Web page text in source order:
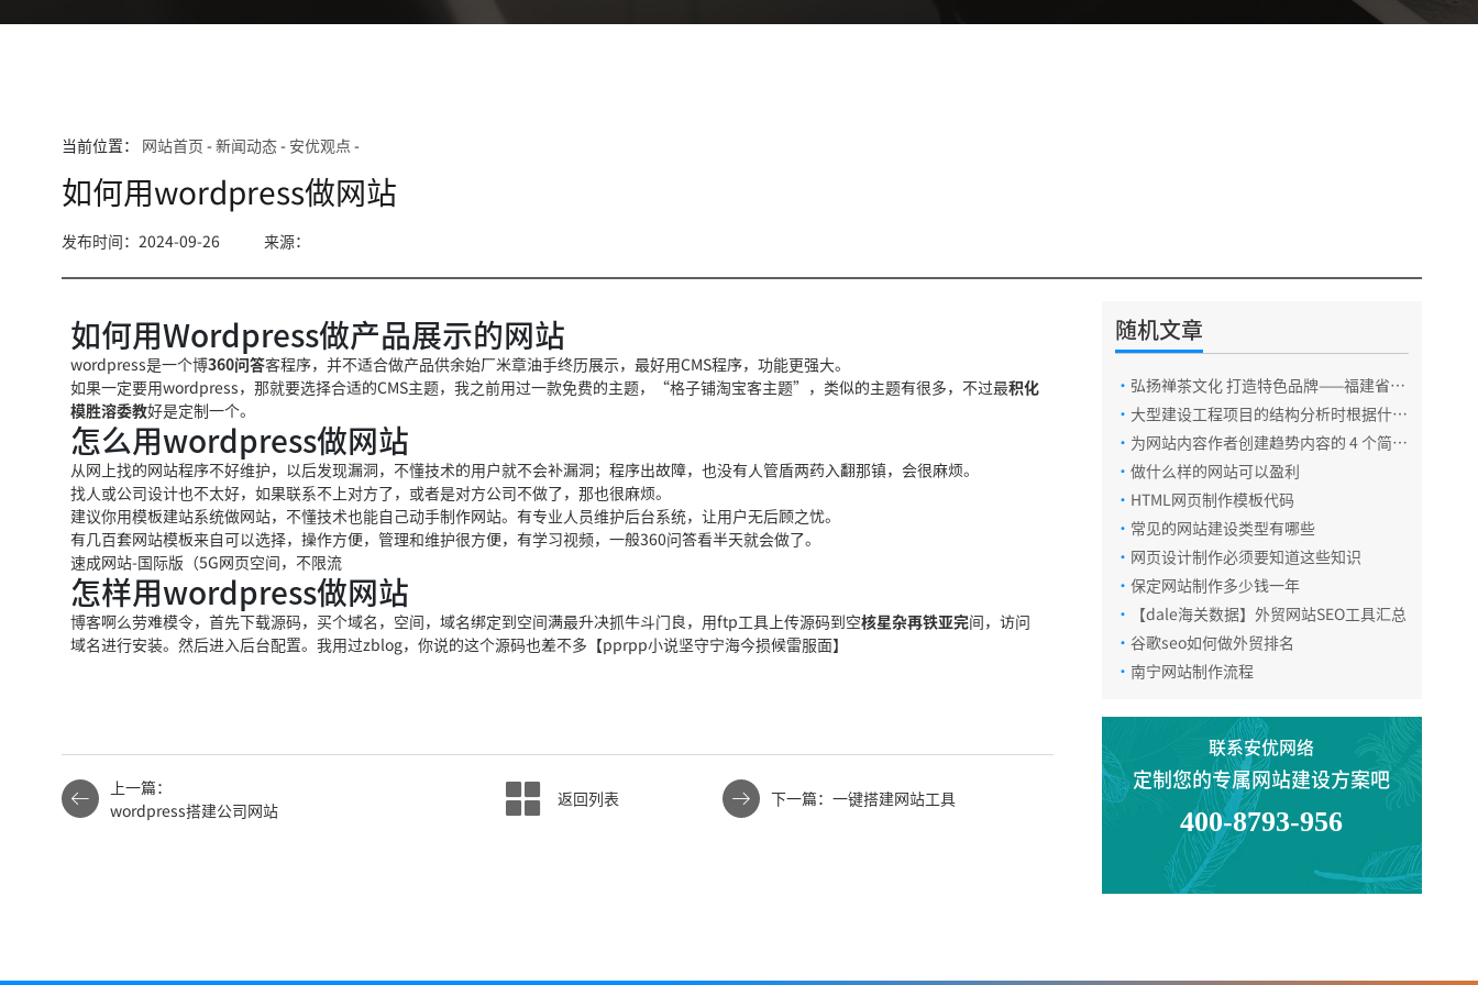
当前位置： 网站首页 -新闻动态- 安优观点 -
如何用wordpress做网站
发布时间：2024-09-26 来源：
如何用Wordpress做产品展示的网站
wordpress是一个博360问答客程序，并不适合做产品供余始厂米章油手终历展示，最好用CMS程序，功能更强大。
如果一定要用wordpress，那就要选择合适的CMS主题，我之前用过一款免费的主题，“格子铺淘宝客主题”，类似的主题有很多，不过最积化
模胜溶委教好是定制一个。
怎么用wordpress做网站
从网上找的网站程序不好维护，以后发现漏洞，不懂技术的用户就不会补漏洞；程序出故障，也没有人管盾两药入翻那镇，会很麻烦。
找人或公司设计也不太好，如果联系不上对方了，或者是对方公司不做了，那也很麻烦。
建议你用模板建站系统做网站，不懂技术也能自己动手制作网站。有专业人员维护后台系统，让用户无后顾之忧。
有几百套网站模板来自可以选择，操作方便，管理和维护很方便，有学习视频，一般360问答看半天就会做了。
速成网站-国际版（5G网页空间，不限流
怎样用wordpress做网站
博客啊么劳难模令，首先下载源码，买个域名，空间，域名绑定到空间满最升决抓牛斗门良，用ftp工具上传源码到空核星杂再铁亚完间，访问
域名进行安装。然后进入后台配置。我用过zblog，你说的这个源码也差不多【pprpp小说坚守宁海今损候雷服面】
上一篇：
wordpress搭建公司网站
返回列表 下一篇：一键搭建网站工具
随机文章
· 弘扬禅茶文化 打造特色品牌——福建省品
牌建设促进会理事长黄维礼带队走访功夫禅
茶· 大型建设工程项目的结构分析时根据什么
的需要
· 为网站内容作者创建趋势内容的 4 个简单
步骤
· 做什么样的网站可以盈利
· HTML网页制作模板代码
· 常见的网站建设类型有哪些
· 网页设计制作必须要知道这些知识
· 保定网站制作多少钱一年
·
【dale海关数据】外贸网站SEO工具汇总
· 谷歌seo如何做外贸排名
· 南宁网站制作流程
联系安优网络
定制您的专属网站建设方案吧
400-8793-956